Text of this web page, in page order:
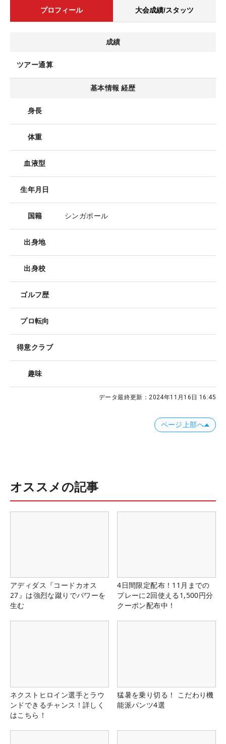
プロフィール 大会成績/スタッツ
成績
ツアー通算
基本情報 経歴
身長
体重
血液型
生年月日
国籍 シンガポール
出身地
出身校
ゴルフ歴
プロ転向
得意クラブ
趣味
データ最終更新：2024年11月16日 16:45
ページ上部へ
オススメの記事
アディダス『コードカオス
27』は強烈な蹴りでパワーを
生む
4日間限定配布！11月までの
プレーに2回使える1,500円分
クーポン配布中！
ネクストヒロイン選手とラウ
ンドできるチャンス！詳しく
はこちら！
猛暑を乗り切る！ こだわり機
能派パンツ4選